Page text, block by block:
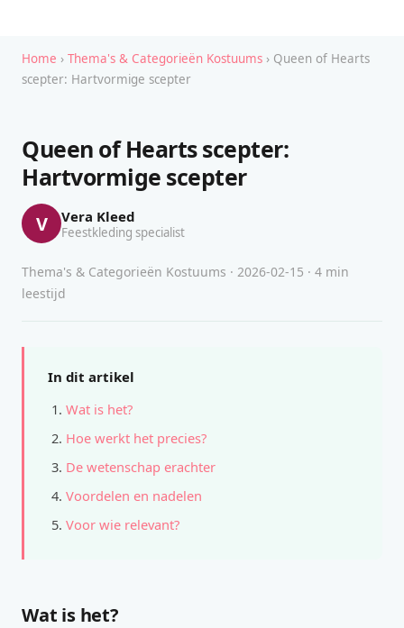
Home › Thema's & Categorieën Kostuums › Queen of Hearts
scepter: Hartvormige scepter
Queen of Hearts scepter:
Hartvormige scepter
V Vera Kleed
Feestkleding specialist
Thema's & Categorieën Kostuums · 2026-02-15 · 4 min
leestijd
In dit artikel
Wat is het?
Hoe werkt het precies?
De wetenschap erachter
Voordelen en nadelen
Voor wie relevant?
Wat is het?